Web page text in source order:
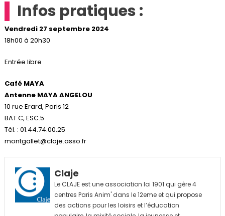
Infos pratiques :
Vendredi 27 septembre 2024
18h00 à 20h30
Entrée libre
Café MAYA
Antenne MAYA ANGELOU
10 rue Erard, Paris 12
BAT C, ESC.5
Tél. : 01.44.74.00.25
montgallet@claje.asso.fr
Claje
Le CLAJE est une association loi 1901 qui gère 4
centres Paris Anim' dans le 12eme et qui propose
des actions pour les loisirs et l’éducation